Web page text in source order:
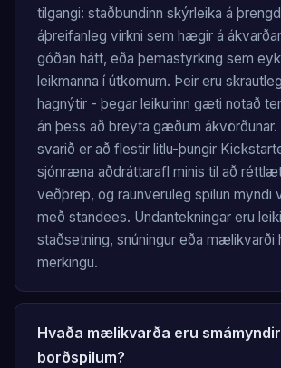
tilgangi: staðbundinn skýrleika á
áþreifanleg virkni sem hægir á
góðan hátt, eða þemastyrking sem
leikmanna í útkomum. Þeir eru
hagnýtir - þegar leikurinn gæti notað
án þess að breyta gæðum ákvörðunar.
svarið er að flestir litlu-þungir
sjónræna aðdráttarafl minis til að
veðþrep, og raunveruleg spilun myndi
með standees. Undantekningar eru
staðsetning, snúningur eða
merkingu.
Hvaða mælikvarða eru
borðspilum?